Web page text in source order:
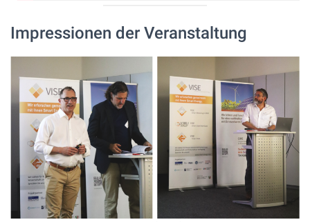
Impressionen der Veranstaltung